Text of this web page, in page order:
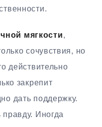
мягкости,
сочувствия, но
действительно
закрепит
дать поддержку.
правду. Иногда